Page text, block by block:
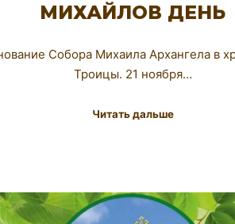
МИХАЙЛОВ ДЕНЬ
Собора Михаила Архангела в
Троицы. 21 ноября…
Читать дальше